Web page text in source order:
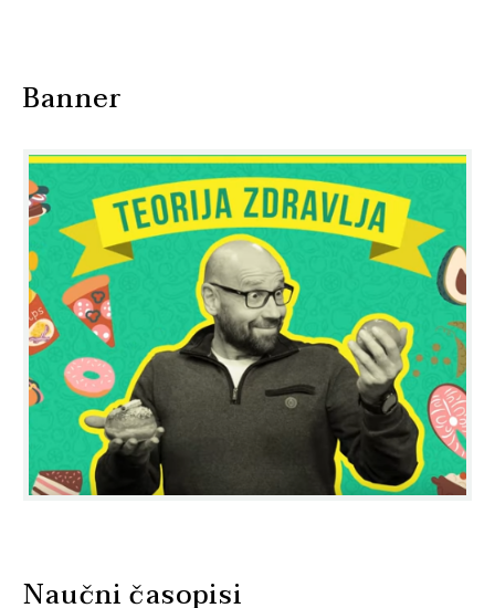
Banner
Naučni časopisi